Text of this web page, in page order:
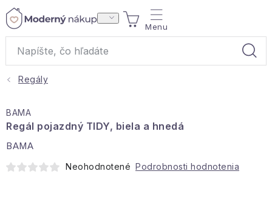
Prejsť
obsah
NÁKUPNÝ
KOŠÍK
Akcie a výpredaj
Darčeky
Bytové vône
Regály
BAMA
Regál pojazdný TIDY, biela a hnedá
BAMA
Neohodnotené Podrobnosti hodnotenia